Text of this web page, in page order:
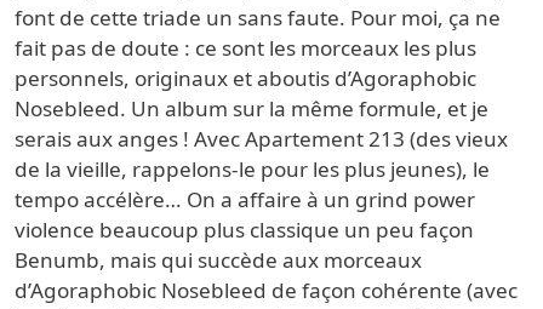
font de cette triade un sans faute. Pour moi, ça ne
fait pas de doute : ce sont les morceaux les plus
personnels, originaux et aboutis d’Agoraphobic
Nosebleed. Un album sur la même formule, et je
serais aux anges ! Avec Apartement 213 (des vieux
de la vieille, rappelons-le pour les plus jeunes), le
tempo accélère… On a affaire à un grind power
violence beaucoup plus classique un peu façon
Benumb, mais qui succède aux morceaux
d’Agoraphobic Nosebleed de façon cohérente (avec